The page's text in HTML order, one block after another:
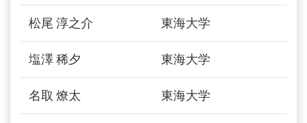
松尾 淳之介 東海大学
塩澤 稀夕 東海大学
名取 燎太 東海大学